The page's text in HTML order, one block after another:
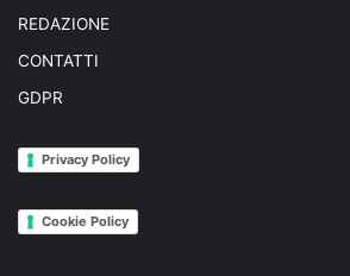
REDAZIONE
CONTATTI
GDPR
Privacy Policy
Cookie Policy